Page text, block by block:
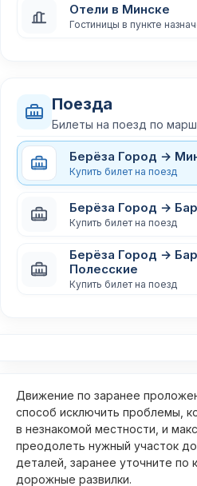
Отели в Минске
Гостиницы в пункте
Поезда
Билеты на поезд по
Берёза Город →
Купить билет на поезд
Берёза Город →
Купить билет на поезд
Берёза Город →
Полесские
Купить билет на поезд
Движение по заранее
способ исключить проблемы,
в незнакомой местности, и
преодолеть нужный участок
деталей, заранее уточните по
дорожные развилки.